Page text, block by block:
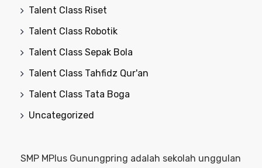
Talent Class Riset
Talent Class Robotik
Talent Class Sepak Bola
Talent Class Tahfidz Qur'an
Talent Class Tata Boga
Uncategorized
SMP MPlus Gunungpring adalah sekolah unggulan